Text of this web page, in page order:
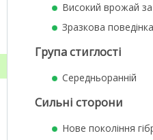
Високий врожай
Зразкова
Група стиглості
Середньоранній
Сильні сторони
Нове покоління